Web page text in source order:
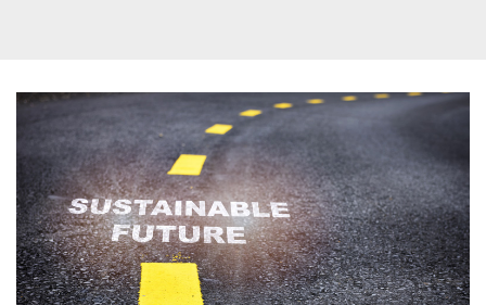
s
S
o